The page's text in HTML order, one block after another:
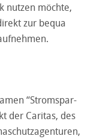
nutzen möchte,
zur bequa
“Stromspar-
der Caritas, des